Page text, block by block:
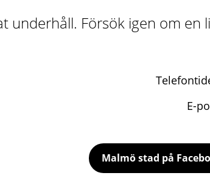
underhåll. Försök igen om
E-
Malmö stad på